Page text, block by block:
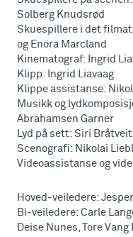
Solberg Knudsrød
Skuespillere i det
og Enora Marcland
Kinematograf: Ingrid
Klipp: Ingrid Liavaag
Klippe assistanse:
Musikk og
Abrahamsen Garner
Lyd på sett: Siri Bråtveit
Scenografi: Nikolai
Videoassistanse og
Hoved-veiledere:
Bi-veiledere: Carle
Deise Nunes, Tore Vang